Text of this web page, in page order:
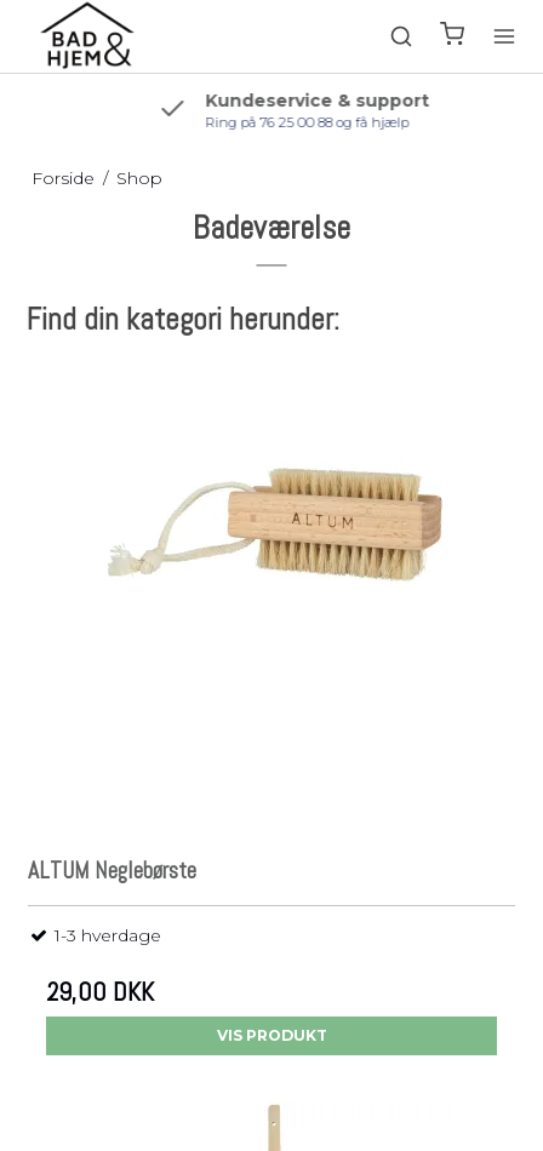
Kundeservice & support
Ring på 76 25 00 88 og få hjælp
Forside / Shop
Badeværelse
Find din kategori herunder:
ALTUM Neglebørste
1-3 hverdage
29,00 DKK
VIS PRODUKT